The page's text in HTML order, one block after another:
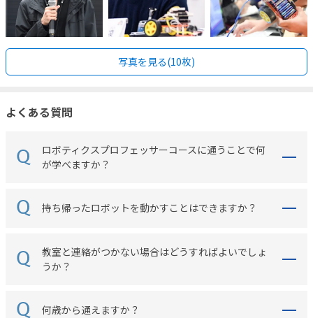
写真を見る(10枚)
よくある質問
ロボティクスプロフェッサーコースに通うことで何
が学べますか？
持ち帰ったロボットを動かすことはできますか？
教室と連絡がつかない場合はどうすればよいでしょ
うか？
何歳から通えますか？